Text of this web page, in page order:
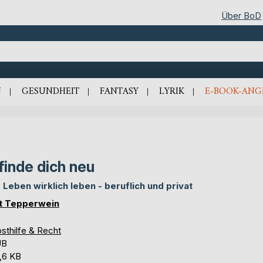
Über BoD
GESUNDHEIT FANTASY LYRIK E-BOOK-
dich neu
Leben wirklich leben - beruflich und privat
Tepperwein
& Recht
KB